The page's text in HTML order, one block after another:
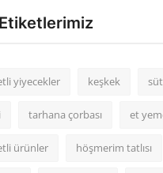
yiyecekler keşkek
tarhana çorbası et
ürünler höşmerim tatlısı